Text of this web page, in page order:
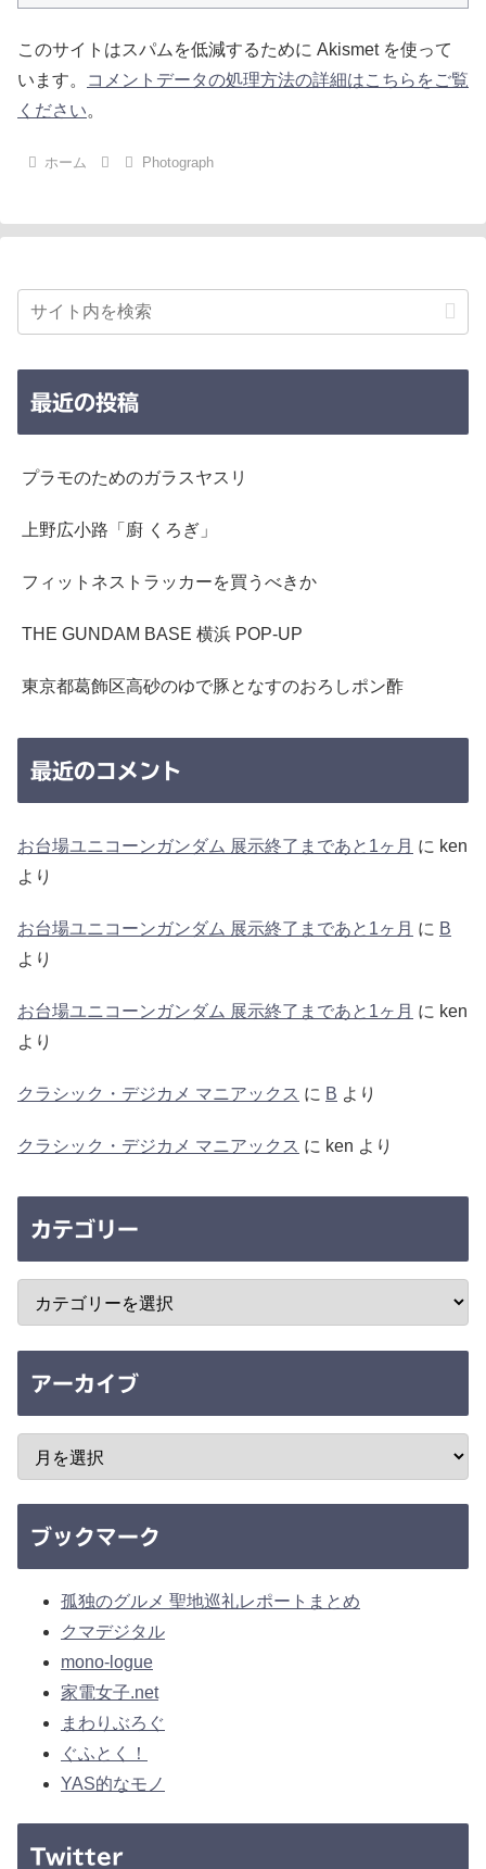
このサイトはスパムを低減するために Akismet を使って
います。
コメントデータの処理方法の詳細はこちらをご覧
ください。
ホーム Photograph
最近の投稿
プラモのためのガラスヤスリ
上野広小路「廚 くろぎ」
フィットネストラッカーを買うべきか
THE GUNDAM BASE 横浜 POP-UP
東京都葛飾区高砂のゆで豚となすのおろしポン酢
最近のコメント
お台場ユニコーンガンダム 展示終了まであと1ヶ月 に ken
より
お台場ユニコーンガンダム 展示終了まであと1ヶ月 に B
より
お台場ユニコーンガンダム 展示終了まであと1ヶ月 に ken
より
クラシック・デジカメ マニアックス に B より
クラシック・デジカメ マニアックス に ken より
カテゴリー
アーカイブ
ブックマーク
孤独のグルメ 聖地巡礼レポートまとめ
クマデジタル
mono-logue
家電女子.net
まわりぶろぐ
ぐふとく！
YAS的なモノ
Twitter